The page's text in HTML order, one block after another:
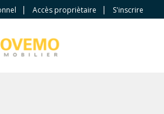
Accès propriètaire S'inscrire